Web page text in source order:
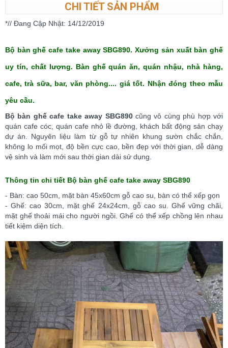
CHI TIẾT SẢN PHẨM
*// Đang Cập Nhật: 14/12/2019
Bộ bàn ghế cafe take away SBG890. Xưởng sản xuất bàn ghế
uy tín, chất lượng. Bàn ghế quán ăn, quán nhậu, nhà hàng,
cafe, trà sữa, bar, văn phòng.... giá tốt. Nhận đóng theo mẫu
yêu cầu.
Bộ bàn ghế cafe take away SBG890cũng vô cùng phù hợp với
quán cafe cóc, quán cafe nhỏ lề đường, khách bất động sản chạy
dự án. Nguyên liệu làm từ gỗ tự nhiên khung sườn chắc chắn,
không lo mối mọt, độ bền cực cao, bền đẹp với thời gian, dễ dàng
vệ sinh và làm mới sau thời gian dài sử dụng.
Thông tin chi tiết Bộ bàn ghế cafe take away SBG890
- Bàn: cao 50cm, mặt bàn 45x60cm gỗ cao su, bàn có thể xếp gọn
- Ghế: cao 30cm, mặt ghế 24x24cm, gỗ cao su. Ghế vững chãi,
mặt ghế thoải mái cho người ngồi. Ghế có thể xếp chồng lên nhau
tiết kiệm diện tích.